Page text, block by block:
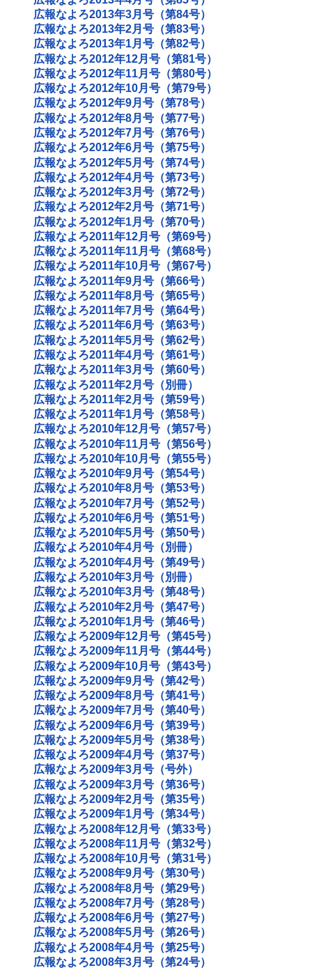
広報なよろ2013年3月号（第84号）
広報なよろ2013年2月号（第83号）
広報なよろ2013年1月号（第82号）
広報なよろ2012年12月号（第81号）
広報なよろ2012年11月号（第80号）
広報なよろ2012年10月号（第79号）
広報なよろ2012年9月号（第78号）
広報なよろ2012年8月号（第77号）
広報なよろ2012年7月号（第76号）
広報なよろ2012年6月号（第75号）
広報なよろ2012年5月号（第74号）
広報なよろ2012年4月号（第73号）
広報なよろ2012年3月号（第72号）
広報なよろ2012年2月号（第71号）
広報なよろ2012年1月号（第70号）
広報なよろ2011年12月号（第69号）
広報なよろ2011年11月号（第68号）
広報なよろ2011年10月号（第67号）
広報なよろ2011年9月号（第66号）
広報なよろ2011年8月号（第65号）
広報なよろ2011年7月号（第64号）
広報なよろ2011年6月号（第63号）
広報なよろ2011年5月号（第62号）
広報なよろ2011年4月号（第61号）
広報なよろ2011年3月号（第60号）
広報なよろ2011年2月号（別冊）
広報なよろ2011年2月号（第59号）
広報なよろ2011年1月号（第58号）
広報なよろ2010年12月号（第57号）
広報なよろ2010年11月号（第56号）
広報なよろ2010年10月号（第55号）
広報なよろ2010年9月号（第54号）
広報なよろ2010年8月号（第53号）
広報なよろ2010年7月号（第52号）
広報なよろ2010年6月号（第51号）
広報なよろ2010年5月号（第50号）
広報なよろ2010年4月号（別冊）
広報なよろ2010年4月号（第49号）
広報なよろ2010年3月号（別冊）
広報なよろ2010年3月号（第48号）
広報なよろ2010年2月号（第47号）
広報なよろ2010年1月号（第46号）
広報なよろ2009年12月号（第45号）
広報なよろ2009年11月号（第44号）
広報なよろ2009年10月号（第43号）
広報なよろ2009年9月号（第42号）
広報なよろ2009年8月号（第41号）
広報なよろ2009年7月号（第40号）
広報なよろ2009年6月号（第39号）
広報なよろ2009年5月号（第38号）
広報なよろ2009年4月号（第37号）
広報なよろ2009年3月号（号外）
広報なよろ2009年3月号（第36号）
広報なよろ2009年2月号（第35号）
広報なよろ2009年1月号（第34号）
広報なよろ2008年12月号（第33号）
広報なよろ2008年11月号（第32号）
広報なよろ2008年10月号（第31号）
広報なよろ2008年9月号（第30号）
広報なよろ2008年8月号（第29号）
広報なよろ2008年7月号（第28号）
広報なよろ2008年6月号（第27号）
広報なよろ2008年5月号（第26号）
広報なよろ2008年4月号（第25号）
広報なよろ2008年3月号（第24号）